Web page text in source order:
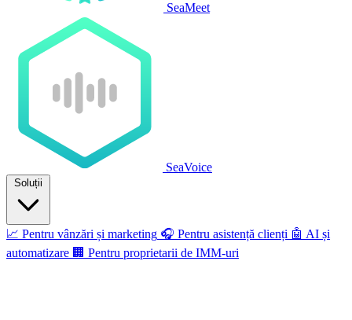
SeaMeet
SeaVoice
Soluții
📈 Pentru vânzări și marketing 🎧 Pentru asistență clienți 🤖 AI și
automatizare 🏢 Pentru proprietarii de IMM-uri